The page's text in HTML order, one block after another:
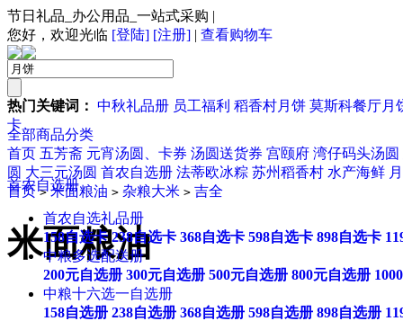
节日礼品_办公用品_一站式采购 |
您好，欢迎光临 [登陆] [注册] | 查看购物车
热门关键词： 中秋礼品册 员工福利 稻香村月饼 莫斯科餐厅月
卡
全部商品分类
首农自选册
首农自选礼品册
158自选卡 238自选卡 368自选卡 598自选卡 898自选卡
中粮多选配送册
200元自选册 300元自选册 500元自选册 800元自选册
中粮十六选一自选册
158自选册 238自选册 368自选册 598自选册 898自选册
首页 五芳斋 元宵汤圆、卡券 汤圆送货券 宫颐府 湾仔码头汤圆
圆 大三元汤圆 首农自选册 法蒂欧冰粽 苏州稻香村 水产海鲜
首页 > 米面粮油 > 杂粮大米 > 吉全
米面粮油